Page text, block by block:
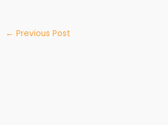
← Previous Post